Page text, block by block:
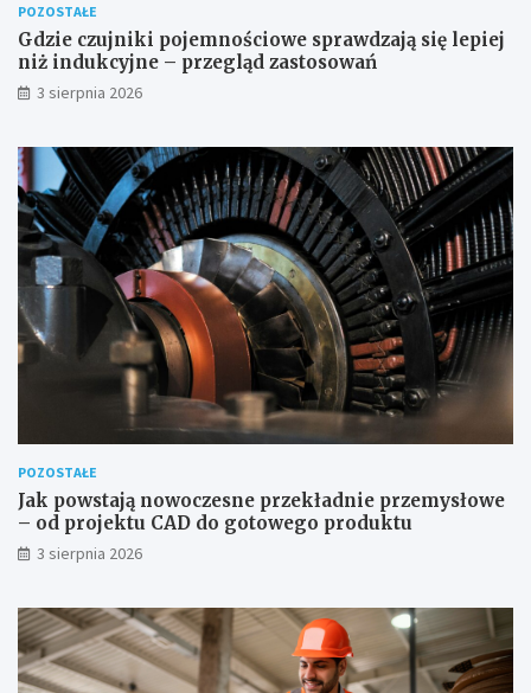
POZOSTAŁE
Gdzie czujniki pojemnościowe sprawdzają się lepiej
niż indukcyjne – przegląd zastosowań
3 sierpnia 2026
POZOSTAŁE
Jak powstają nowoczesne przekładnie przemysłowe
– od projektu CAD do gotowego produktu
3 sierpnia 2026